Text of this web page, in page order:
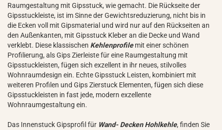
Raumgestaltung mit Gipsstuck, wie gemacht. Die Rückseite der
Gipsstuckleiste, ist im Sinne der Gewichtsreduzierung, nicht bis in
die Ecken voll mit Gipsmaterial und wird nur auf den Rückseiten an
den Außenkanten, mit Gipsstuck Kleber an die Decke und Wand
verklebt. Diese klassischen Kehlenprofilemit einer schönen
Profilierung, als Gips Zierleiste für eine Raumgestaltung mit
Gipsstuckleisten, fügen sich exzellent in ihr neues, stilvolles
Wohnraumdesign ein. Echte Gipsstuck Leisten, kombiniert mit
weiteren Profilen und Gips Zierstuck Elementen, fügen sich diese
Gipsstuckleisten in fast jede, modern exzellente
Wohnraumgestaltung ein.
Das Innenstuck Gipsprofil für Wand- Decken Hohlkehle, finden Sie